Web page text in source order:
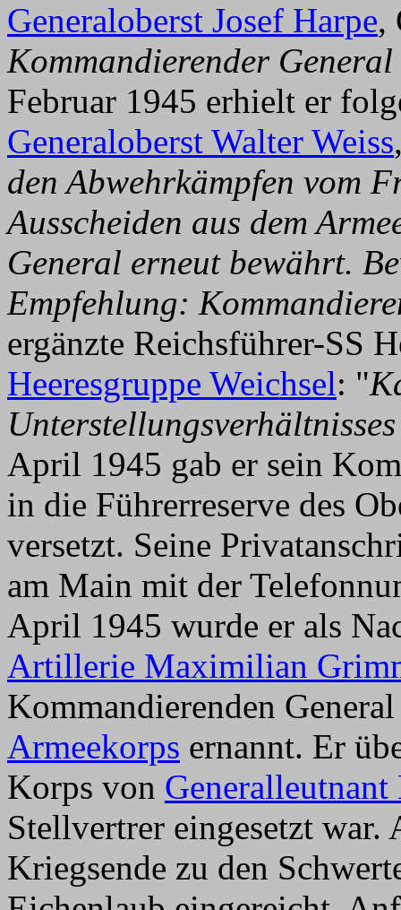
Generaloberst Josef Harpe,
Kommandierender
Februar 1945 erhielt er
Generaloberst Walter Weiss
den Abwehrkämpfen vom
Ausscheiden aus dem
General erneut bewährt.
Empfehlung:
ergänzte Reichsführer-SS
Heeresgruppe Weichsel: "
April 1945 gab er sein
in die Führerreserve des
versetzt. Seine
am Main mit der
April 1945 wurde er als
Artillerie Maximilian
Kommandierenden
Armeekorps ernannt. Er
Korps von
Stellvertrer eingesetzt
Kriegsende zu den